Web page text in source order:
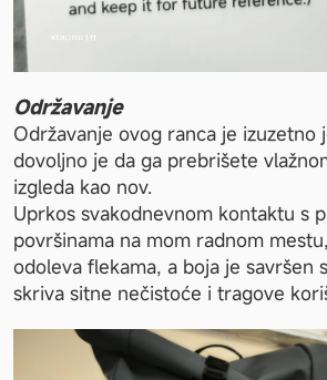
Održavanje
Održavanje ovog ranca je izuzetno
dovoljno je da ga prebrišete
izgleda kao nov.
Uprkos svakodnevnom kontaktu s
površinama na mom radnom
odoleva flekama, a boja je savršen
skriva sitne nečistoće i tragove